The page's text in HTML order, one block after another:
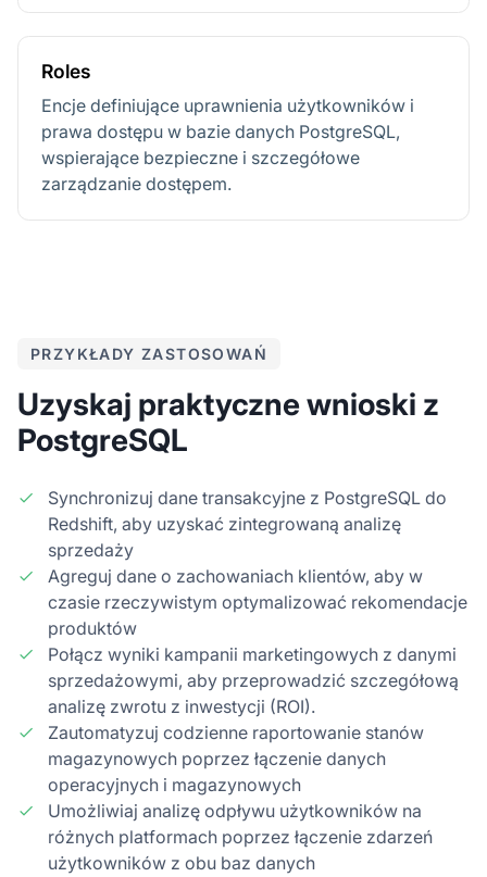
Roles
Encje definiujące uprawnienia użytkowników i
prawa dostępu w bazie danych PostgreSQL,
wspierające bezpieczne i szczegółowe
zarządzanie dostępem.
PRZYKŁADY ZASTOSOWAŃ
Uzyskaj praktyczne wnioski z
PostgreSQL
Synchronizuj dane transakcyjne z PostgreSQL do
Redshift, aby uzyskać zintegrowaną analizę
sprzedaży
Agreguj dane o zachowaniach klientów, aby w
czasie rzeczywistym optymalizować rekomendacje
produktów
Połącz wyniki kampanii marketingowych z danymi
sprzedażowymi, aby przeprowadzić szczegółową
analizę zwrotu z inwestycji (ROI).
Zautomatyzuj codzienne raportowanie stanów
magazynowych poprzez łączenie danych
operacyjnych i magazynowych
Umożliwiaj analizę odpływu użytkowników na
różnych platformach poprzez łączenie zdarzeń
użytkowników z obu baz danych